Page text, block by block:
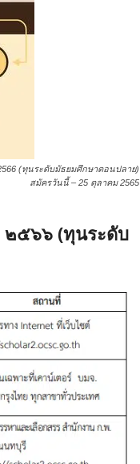
(ทุนระดับมัธยมศึกษาตอนปลาย)
สมัครวันนี้ – 25 ตุลาคม 2565
๒๕๖๖ (ทุนระดับ